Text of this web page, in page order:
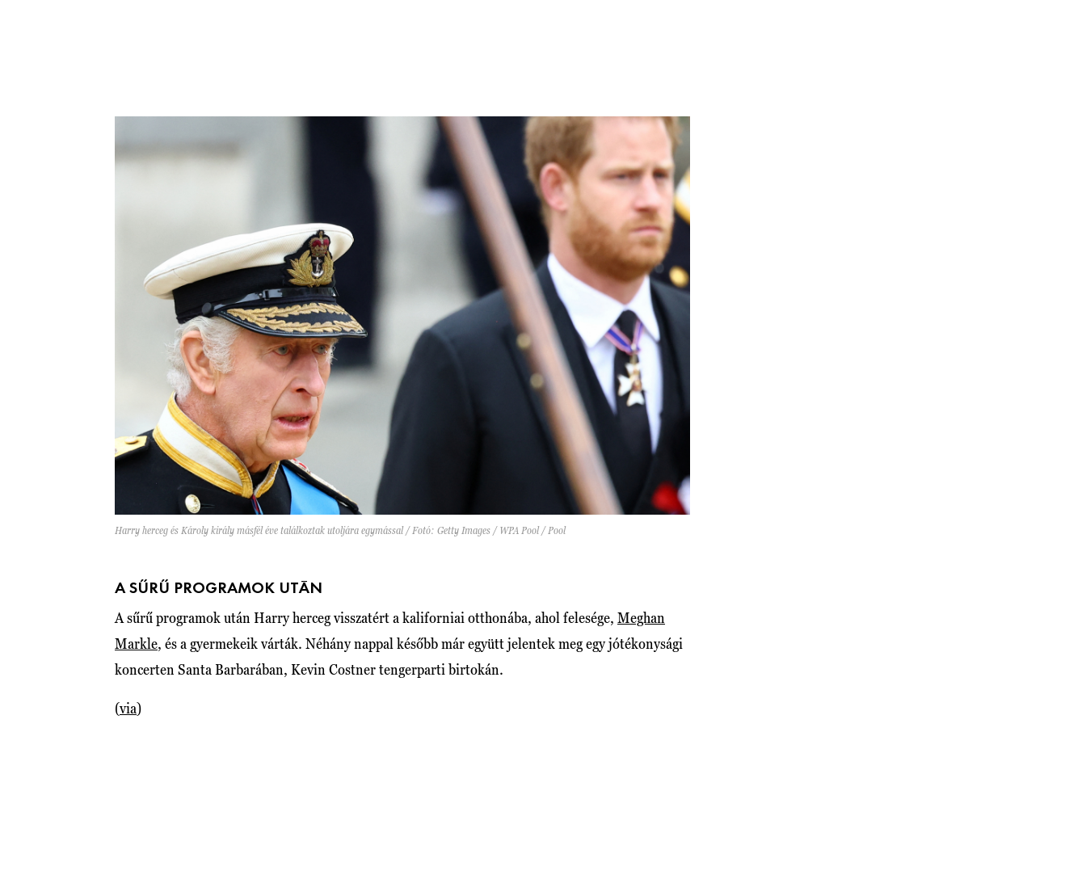
Harry herceg és Károly király másfél éve találkoztak utoljára egymással / Fotó: Getty Images / WPA Pool / Pool
A SŰRŰ PROGRAMOK UTÁN
A sűrű programok után Harry herceg visszatért a kaliforniai otthonába, ahol felesége, Meghan
Markle, és a gyermekeik várták. Néhány nappal később már együtt jelentek meg egy jótékonysági
koncerten Santa Barbarában, Kevin Costner tengerparti birtokán.
(via)